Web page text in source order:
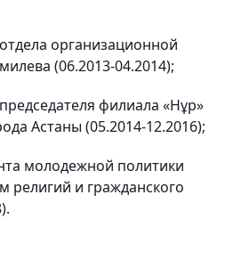
организационной
(06.2013-04.2014);
филиала «Нұр»
Астаны (05.2014-12.2016);
молодежной политики
религий и гражданского